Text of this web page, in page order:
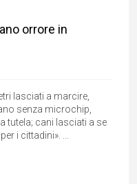
orrore in
lasciati a marcire,
senza microchip,
tutela; cani lasciati a se
i cittadini». ...